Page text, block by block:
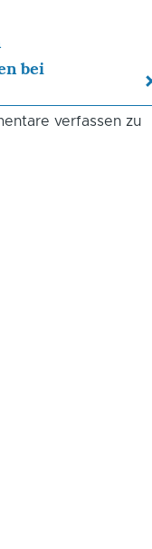
bei
verfassen zu